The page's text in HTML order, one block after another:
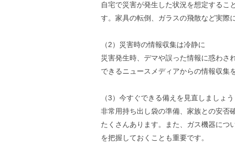
自宅で災害が発生した状況を想定するこ
す。家具の転倒、ガラスの飛散など実際
（2）災害時の情報収集は冷静に
災害発生時、デマや誤った情報に惑わさ
できるニュースメディアからの情報収集
（3）今すぐできる備えを見直しましょう
非常用持ち出し袋の準備、家族との安否
たくさんあります。また、ガス機器につ
を把握しておくことも重要です。